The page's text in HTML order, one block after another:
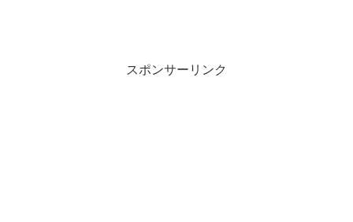
スポンサーリンク